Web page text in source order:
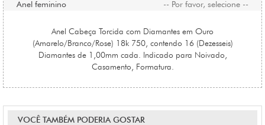
Anel feminino -- Por favor, selecione --
Anel Cabeça Torcida com Diamantes em Ouro
(Amarelo/Branco/Rose) 18k 750, contendo 16 (Dezesseis)
Diamantes de 1,00mm cada. Indicado para Noivado,
Casamento, Formatura.
VOCÊ TAMBÉM PODERIA GOSTAR